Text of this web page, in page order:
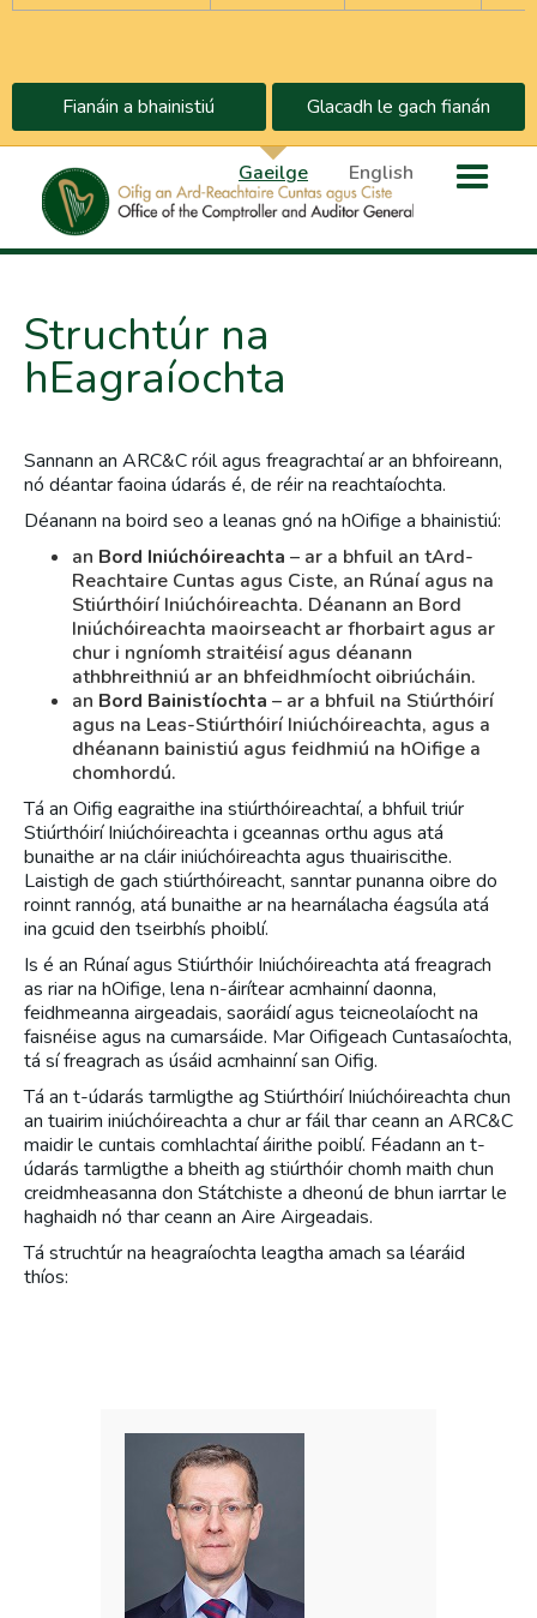
Fianáin a bhainistiú Glacadh le gach fianán
Gaeilge English
Struchtúr na
hEagraíochta
Sannann an ARC&C róil agus freagrachtaí ar an bhfoireann,
nó déantar faoina údarás é, de réir na reachtaíochta.
Déanann na boird seo a leanas gnó na hOifige a bhainistiú:
an Bord Iniúchóireachta – ar a bhfuil an tArd-
Reachtaire Cuntas agus Ciste, an Rúnaí agus na
Stiúrthóirí Iniúchóireachta. Déanann an Bord
Iniúchóireachta maoirseacht ar fhorbairt agus ar
chur i ngníomh straitéisí agus déanann
athbhreithniú ar an bhfeidhmíocht oibriúcháin.
an Bord Bainistíochta – ar a bhfuil na Stiúrthóirí
agus na Leas-Stiúrthóirí Iniúchóireachta, agus a
dhéanann bainistiú agus feidhmiú na hOifige a
chomhordú.
Tá an Oifig eagraithe ina stiúrthóireachtaí, a bhfuil triúr
Stiúrthóirí Iniúchóireachta i gceannas orthu agus atá
bunaithe ar na cláir iniúchóireachta agus thuairiscithe.
Laistigh de gach stiúrthóireacht, sanntar punanna oibre do
roinnt rannóg, atá bunaithe ar na hearnálacha éagsúla atá
ina gcuid den tseirbhís phoiblí.
Is é an Rúnaí agus Stiúrthóir Iniúchóireachta atá freagrach
as riar na hOifige, lena n-áirítear acmhainní daonna,
feidhmeanna airgeadais, saoráidí agus teicneolaíocht na
faisnéise agus na cumarsáide. Mar Oifigeach Cuntasaíochta,
tá sí freagrach as úsáid acmhainní san Oifig.
Tá an t-údarás tarmligthe ag Stiúrthóirí Iniúchóireachta chun
an tuairim iniúchóireachta a chur ar fáil thar ceann an ARC&C
maidir le cuntais comhlachtaí áirithe poiblí. Féadann an t-
údarás tarmligthe a bheith ag stiúrthóir chomh maith chun
creidmheasanna don Státchiste a dheonú de bhun iarrtar le
haghaidh nó thar ceann an Aire Airgeadais.
Tá struchtúr na heagraíochta leagtha amach sa léaráid
thíos: